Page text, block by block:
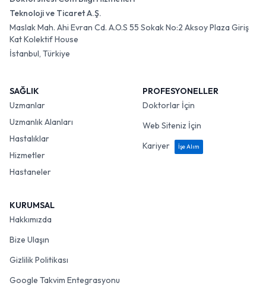
Teknoloji ve Ticaret A.Ş.
Maslak Mah. Ahi Evran Cd. A.O.S 55 Sokak No:2 Aksoy Plaza Giriş
Kat Kolektif House
İstanbul, Türkiye
SAĞLIK
Uzmanlar
Uzmanlık Alanları
Hastalıklar
Hizmetler
Hastaneler
PROFESYONELLER
Doktorlar İçin
Web Siteniz İçin
Kariyer
İşe Alım
KURUMSAL
Hakkımızda
Bize Ulaşın
Gizlilik Politikası
Google Takvim Entegrasyonu